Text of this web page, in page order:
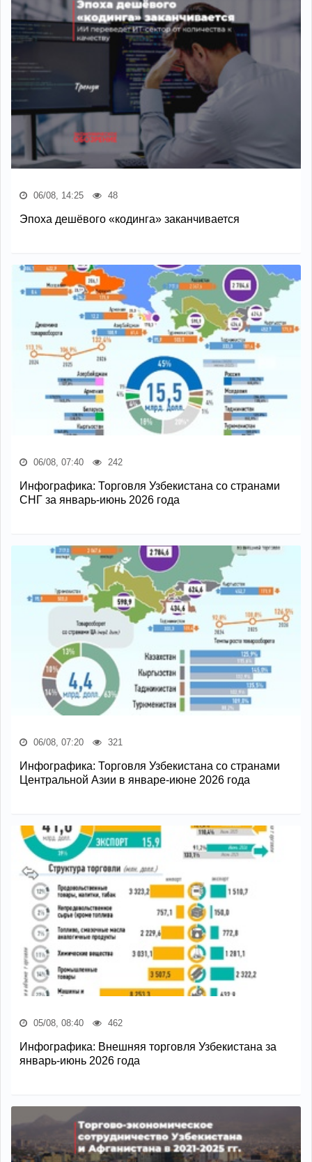
06/08, 14:25 48
Эпоха дешёвого «кодинга» заканчивается
06/08, 07:40 242
Инфографика: Торговля Узбекистана со странами
СНГ за январь-июнь 2026 года
06/08, 07:20 321
Инфографика: Торговля Узбекистана со странами
Центральной Азии в январе-июне 2026 года
05/08, 08:40 462
Инфографика: Внешняя торговля Узбекистана за
январь-июнь 2026 года